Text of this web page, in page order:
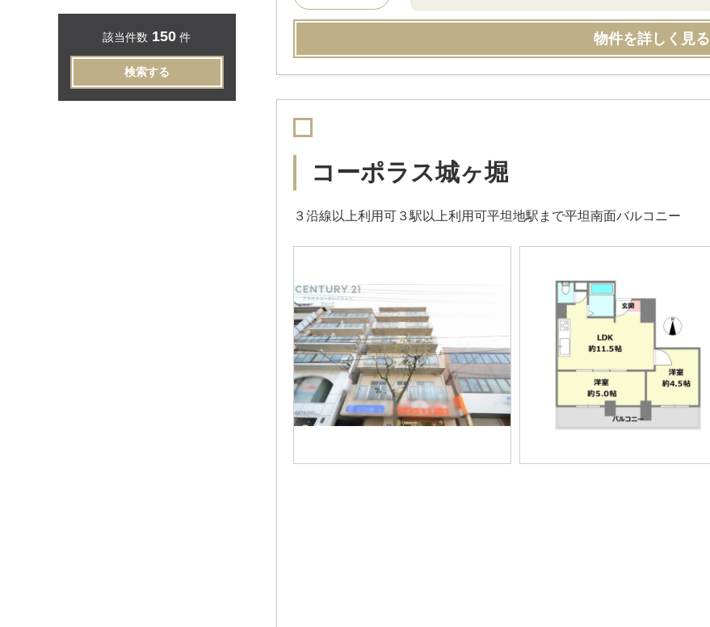
物件を詳しく見る
コーポラス城ヶ堀
３沿線以上利用可３駅以上利用可平坦地駅まで平坦南面バルコニー
該当件数 150 件
検索する